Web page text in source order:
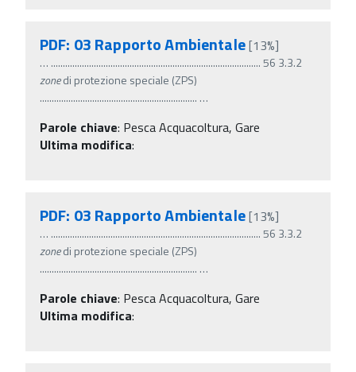
PDF: 03 Rapporto Ambientale[13%]
… ........................................................................................ 56 3.3.2
zonedi protezione speciale (ZPS)
.................................................................. …
Parole chiave: Pesca Acquacoltura, Gare
Ultima modifica:
PDF: 03 Rapporto Ambientale[13%]
… ........................................................................................ 56 3.3.2
zonedi protezione speciale (ZPS)
.................................................................. …
Parole chiave: Pesca Acquacoltura, Gare
Ultima modifica: